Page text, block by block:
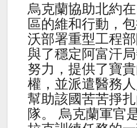
烏克蘭協助北約
區的維和行動，
沃部署重型工程
與了穩定阿富汗
努力，提供了寶
權，並派遣醫務
幫助該國苦苦掙
隊。 烏克蘭軍官